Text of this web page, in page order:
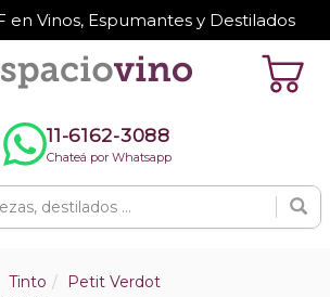
en Vinos, Espumantes y Destilados
11-6162-3088
Chateá por Whatsapp
Tinto
Petit Verdot